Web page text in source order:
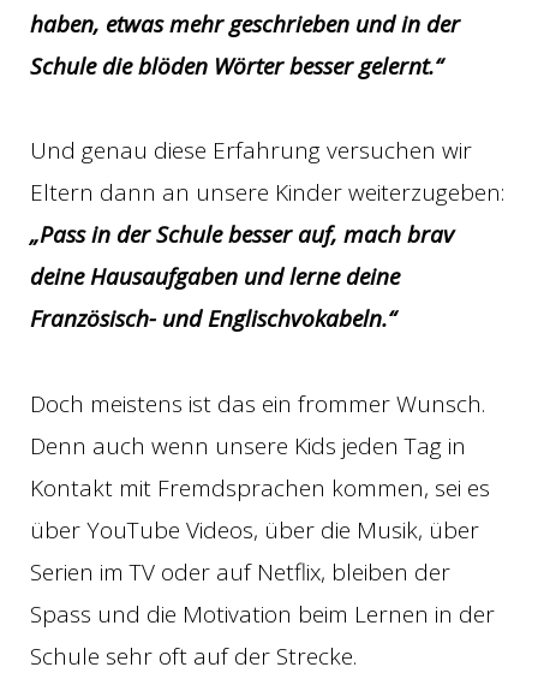
haben, etwas mehr geschrieben und in der
Schule die blöden Wörter besser gelernt.“
Und genau diese Erfahrung versuchen wir
Eltern dann an unsere Kinder weiterzugeben:
„Pass in der Schule besser auf, mach brav
deine Hausaufgaben und lerne deine
Französisch- und Englischvokabeln.“
Doch meistens ist das ein frommer Wunsch.
Denn auch wenn unsere Kids jeden Tag in
Kontakt mit Fremdsprachen kommen, sei es
über YouTube Videos, über die Musik, über
Serien im TV oder auf Netflix, bleiben der
Spass und die Motivation beim Lernen in der
Schule sehr oft auf der Strecke.